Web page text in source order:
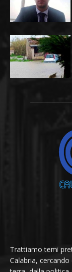
Trattiamo temi
Calabria,